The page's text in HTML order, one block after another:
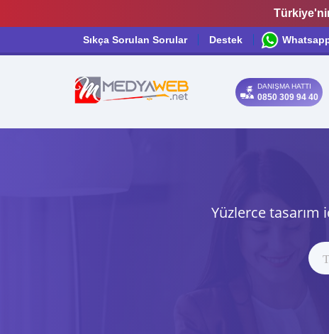
Sıkça Sorulan Sorular Destek
DANIŞMA HATTI
0850 309 94 40
Yüzlerce tasarım